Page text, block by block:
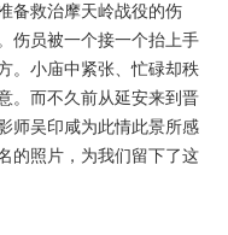
备救治摩天岭战役的伤
伤员被一个接一个抬上手
。小庙中紧张、忙碌却秩
。而不久前从延安来到晋
师吴印咸为此情此景所感
的照片，为我们留下了这